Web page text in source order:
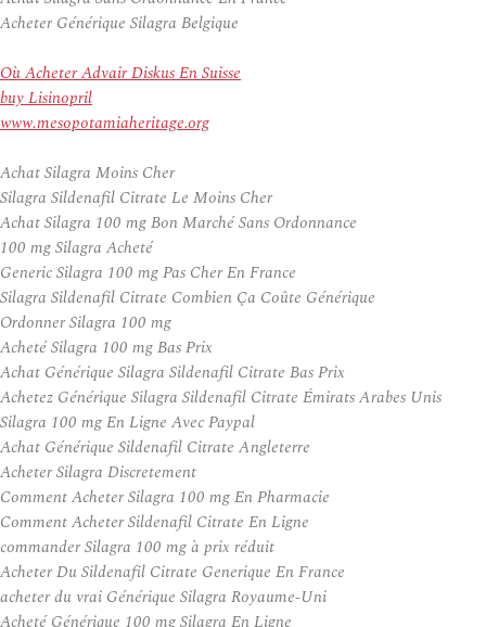
Acheter Générique Silagra Belgique
Où Acheter Advair Diskus En Suisse
buy Lisinopril
www.mesopotamiaheritage.org
Achat Silagra Moins Cher
Silagra Sildenafil Citrate Le Moins Cher
Achat Silagra 100 mg Bon Marché Sans Ordonnance
100 mg Silagra Acheté
Generic Silagra 100 mg Pas Cher En France
Silagra Sildenafil Citrate Combien Ça Coûte Générique
Ordonner Silagra 100 mg
Acheté Silagra 100 mg Bas Prix
Achat Générique Silagra Sildenafil Citrate Bas Prix
Achetez Générique Silagra Sildenafil Citrate Émirats Arabes Unis
Silagra 100 mg En Ligne Avec Paypal
Achat Générique Sildenafil Citrate Angleterre
Acheter Silagra Discretement
Comment Acheter Silagra 100 mg En Pharmacie
Comment Acheter Sildenafil Citrate En Ligne
commander Silagra 100 mg à prix réduit
Acheter Du Sildenafil Citrate Generique En France
acheter du vrai Générique Silagra Royaume-Uni